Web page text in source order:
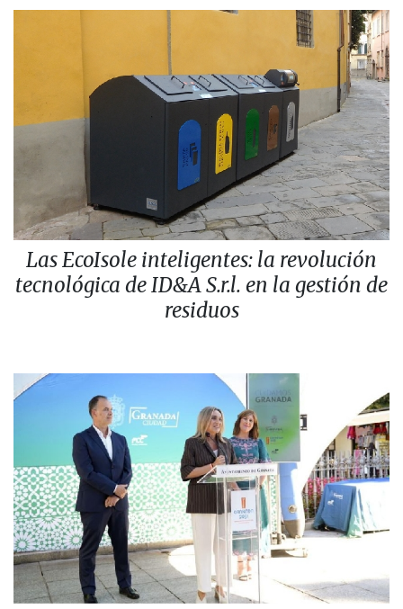
Las EcoIsole inteligentes: la revolución
tecnológica de ID&A S.r.l. en la gestión de
residuos